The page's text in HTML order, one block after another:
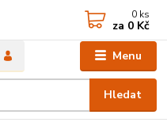
Menu
Hledat
0 ks
za 0 Kč